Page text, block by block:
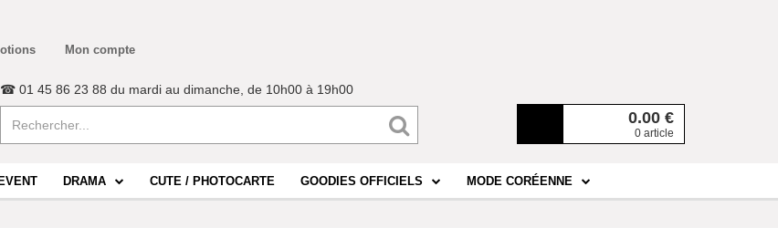
Mon compte
0.00 €
0 article
☎ 01 45 86 23 88 du mardi au dimanche, de 10h00 à 19h00
DRAMA CUTE / PHOTOCARTE GOODIES OFFICIELS MODE CORÉENNE